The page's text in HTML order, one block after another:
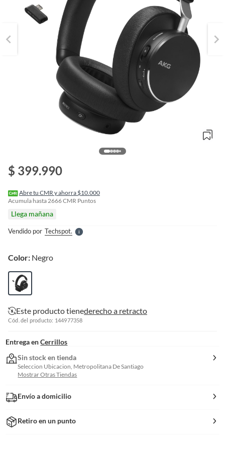
$ 399.990
Abre tu CMR y ahorra $10.000
Acumula hasta2666CMR Puntos
Llega mañana
Vendido por Techspot.S
e
r
Color: Negro
Este producto tienederecho a retracto
Cód. del producto: 144977358
Entrega en Cerrillos
Sin stock en tienda
Seleccion Ubicacion, Metropolitana De Santiago
Mostrar Otras Tiendas
Envío a domicilio
Retiro en un punto